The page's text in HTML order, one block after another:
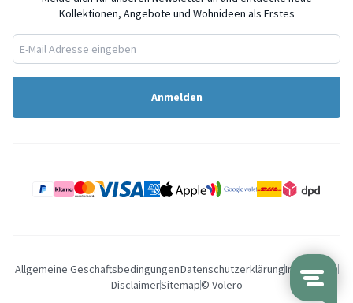
Kollektionen, Angebote und Wohnideen als Erstes
Anmelden
Allgemeine GeschaftsbedingungenDatenschutzerklärungImpressum
DisclaimerSitemap© Volero